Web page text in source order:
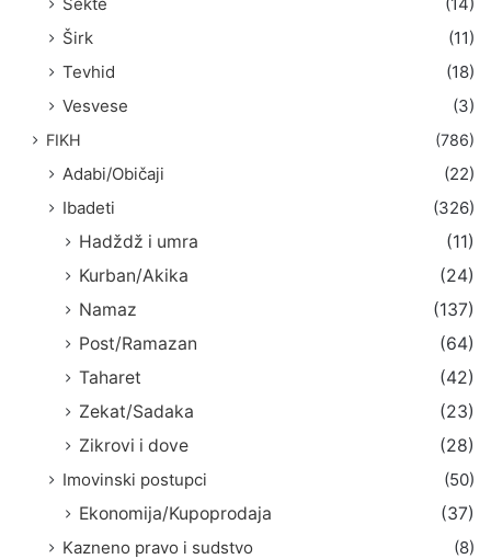
Širk
(11)
Tevhid
(18)
Vesvese
(3)
FIKH (786)
Adabi/Običaji
(22)
Ibadeti
(326)
Hadždž i umra
(11)
Kurban/Akika
(24)
Namaz
(137)
Post/Ramazan
(64)
Taharet
(42)
Zekat/Sadaka
(23)
Zikrovi i dove
(28)
Imovinski postupci
(50)
Ekonomija/Kupoprodaja
(37)
Kazneno pravo i sudstvo
(8)